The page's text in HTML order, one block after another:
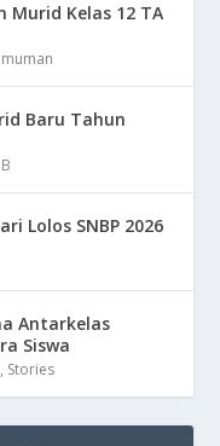
Murid Kelas 12 TA
Baru Tahun
Lolos SNBP 2026
Antarkelas
Siswa
, Stories